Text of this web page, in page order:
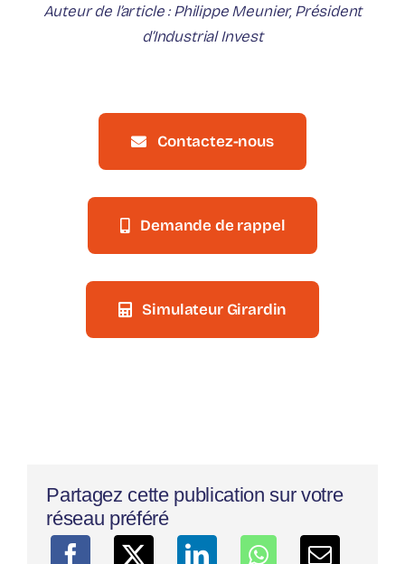
Auteur de l’article : Philippe Meunier, Président
d’Industrial Invest
Contactez-nous
Demande de rappel
Simulateur Girardin
Partagez cette publication sur votre
réseau préféré